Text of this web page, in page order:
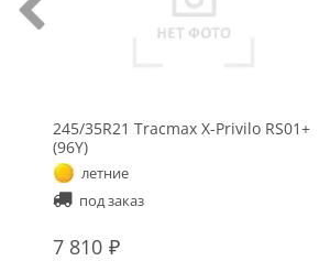
245/35R21 Tracmax X-Privilo RS01+
(96Y)
летние
под заказ
7 810